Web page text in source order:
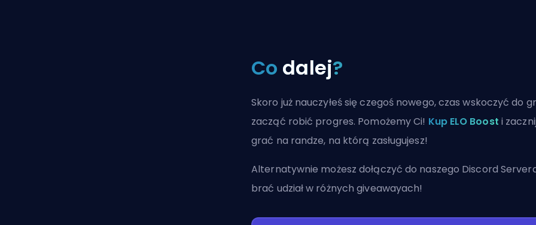
Co dalej?
Skoro już nauczyłeś się czegoś nowego, czas wskoczyć do
zacząć robić progres. Pomożemy Ci! Kup ELO Boost i
grać na randze, na którą zasługujesz!
Alternatywnie możeszdołączyć do naszego Discord
brać udział w różnych giveawayach!